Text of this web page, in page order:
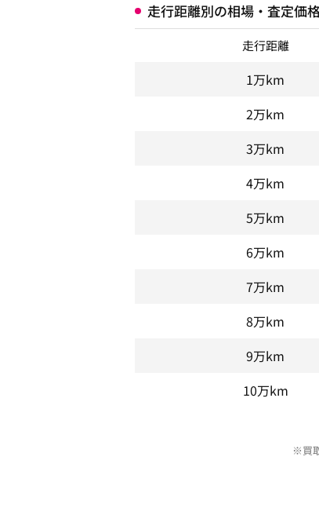
走行距離別の相場・査定価
走行距離
1万km
2万km
3万km
4万km
5万km
6万km
7万km
8万km
9万km
10万km
※買